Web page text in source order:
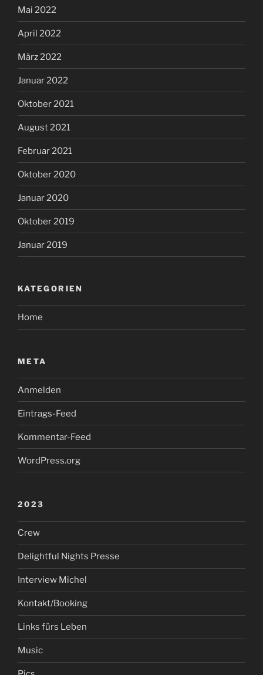
Mai 2022
April 2022
März 2022
Januar 2022
Oktober 2021
August 2021
Februar 2021
Oktober 2020
Januar 2020
Oktober 2019
Januar 2019
KATEGORIEN
Home
META
Anmelden
Eintrags-Feed
Kommentar-Feed
WordPress.org
2023
Crew
Delightful Nights Presse
Interview Michel
Kontakt/Booking
Links fürs Leben
Music